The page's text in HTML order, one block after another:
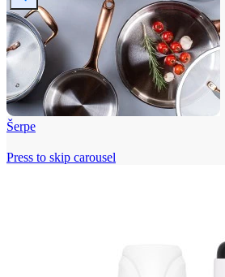
Šerpe
Press to skip carousel